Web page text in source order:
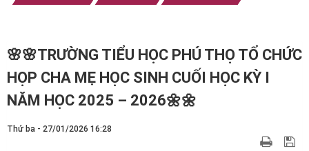
🌸🌸TRƯỜNG TIỂU HỌC PHÚ THỌ TỔ CHỨC
HỌP CHA MẸ HỌC SINH CUỐI HỌC KỲ I
NĂM HỌC 2025 – 2026🌼🌼
Thứ ba - 27/01/2026 16:28